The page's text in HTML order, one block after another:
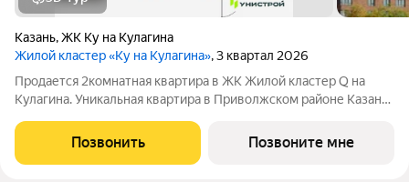
Казань,ЖК Ку на Кулагина
Жилой кластер «Ку на Кулагина», 3 квартал 2026
Продается 2комнатная квартира в ЖК Жилой кластер Q на
Кулагина. Уникальная квартира в Приволжском районе Казани,
Собственный детский сад, школа, дворы-парки с сенсорными
игровыми и
Позвонить Позвоните мне